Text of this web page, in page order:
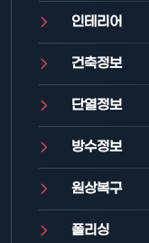
인테리어
건축정보
단열정보
방수정보
원상복구
폴리싱